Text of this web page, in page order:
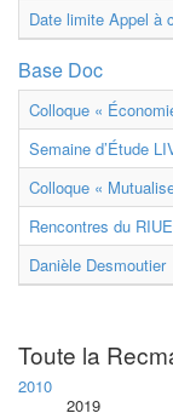
Date limite Appel à
Base Doc
Colloque «
Semaine d’Étude
Colloque «
Rencontres du
Danièle Desmoutier
Toute la
2010
2019